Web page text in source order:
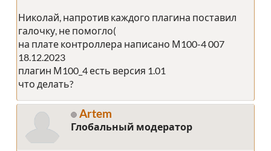
Николай, напротив каждого плагина поставил
галочку, не помогло(
на плате контроллера написано М100-4 007
18.12.2023
плагин М100_4 есть версия 1.01
что делать?
Artem
Глобальный модератор